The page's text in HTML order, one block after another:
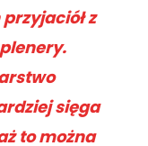
z
sięga
to można